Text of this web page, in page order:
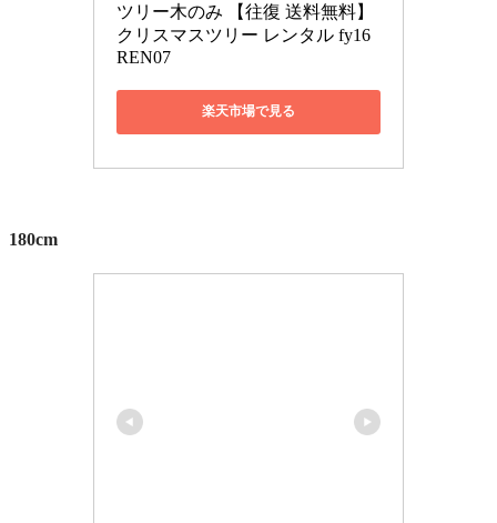
ツリー木のみ 【往復 送料無料】
クリスマスツリー レンタル fy16
REN07
楽天市場で見る
180cm